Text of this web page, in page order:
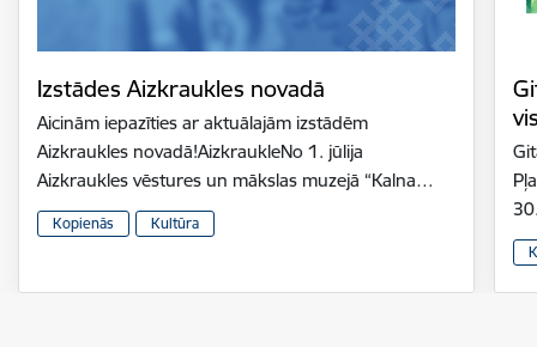
Izstādes Aizkraukles novadā
Aicinām iepazīties ar aktuālajām izstādēm
Aizkraukles novadā!AizkraukleNo 1. jūlija
Aizkraukles vēstures un mākslas muzejā “Kalna…
Kopienās Kultūra